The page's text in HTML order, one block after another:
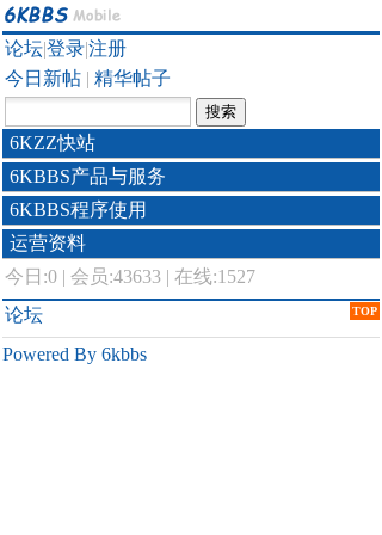
论坛|登录|注册
今日新帖 | 精华帖子
6KZZ快站
6KBBS产品与服务
6KBBS程序使用
运营资料
今日:0 | 会员:43633 | 在线:1527
TOP
论坛
Powered By 6kbbs